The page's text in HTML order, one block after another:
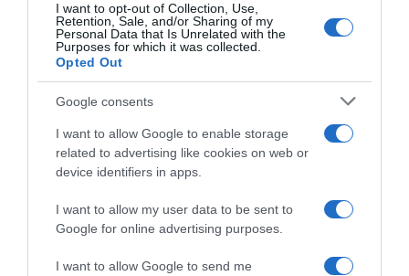
I want to opt-out of Collection, Use,
Retention, Sale, and/or Sharing of my
Personal Data that Is Unrelated with the
Purposes for which it was collected.
Opted Out
Google consents
I want to allow Google to enable storage
related to advertising like cookies on web or
device identifiers in apps.
I want to allow my user data to be sent to
Google for online advertising purposes.
I want to allow Google to send me
ΕΛΛΑΔΑ
Παλαιό Φάληρο: Συνελήφθη 49χρονος
ως μέλος της εγκληματικής
οργάνωσης του “Έντικ” –
Κατηγορείται για εκβιασμούς και
ξυλοδαρμούς επιχειρηματιών
Ελλάδα